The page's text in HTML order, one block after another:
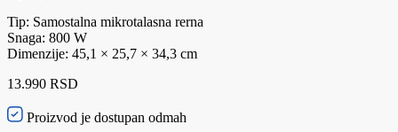
Tip: Samostalna mikrotalasna rerna
Snaga: 800 W
Dimenzije: 45,1 × 25,7 × 34,3 cm
13.990 RSD
Proizvod je dostupan odmah